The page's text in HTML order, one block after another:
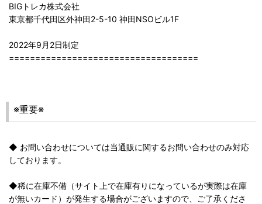
BIGトレカ株式会社
東京都千代田区外神田2-5-10 神田NSOビル1F
2022年9月2日制定
====================================
※重要※
◆ お問い合わせについては当通販に関するお問い合わせのみ対応
しております。
◆稀に在庫不備（サイト上で在庫有りになっているが実際は在庫
が無いカード）が発生する場合がございますので、ご了承くださ